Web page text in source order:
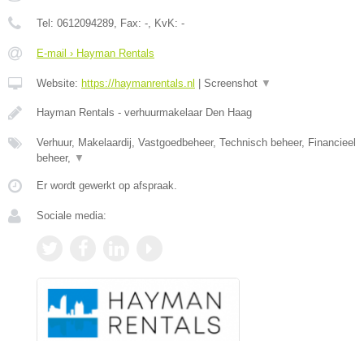
Tel: 0612094289, Fax: -, KvK: -
E-mail › Hayman Rentals
Website: https://haymanrentals.nl Screenshot ▼
Hayman Rentals - verhuurmakelaar Den Haag
Verhuur, Makelaardij, Vastgoedbeheer, Technisch beheer, Financieel
beheer, ▼
Er wordt gewerkt op afspraak.
Sociale media: